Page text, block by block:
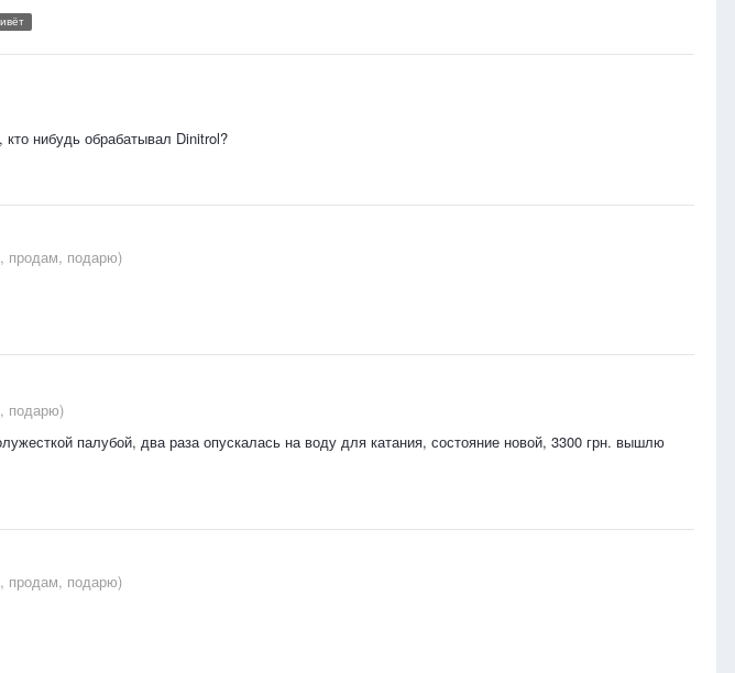
нибудь обрабатывал Dinitrol?
продам, подарю)
подарю)
палубой, два раза опускалась на воду для катания, состояние новой, 3300 грн. вышлю
продам, подарю)